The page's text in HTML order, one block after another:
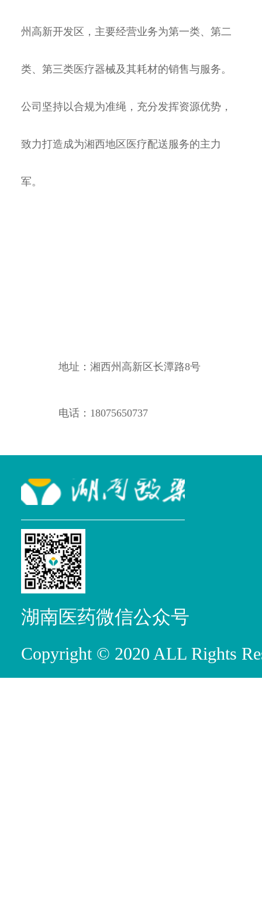
州高新开发区，主要经营业务为第一类、第二
类、第三类医疗器械及其耗材的销售与服务。
公司坚持以合规为准绳，充分发挥资源优势，
致力打造成为湘西地区医疗配送服务的主力
军。
地址：湘西州高新区长潭路8号
电话：18075650737
湖南医药微信公众号
Copyright © 2020 ALL Rights